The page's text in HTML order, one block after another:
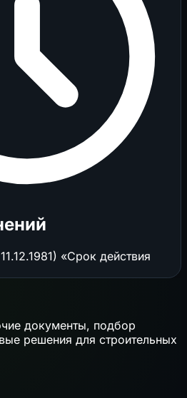
«Срок действия
документы, подбор
решения для строительных